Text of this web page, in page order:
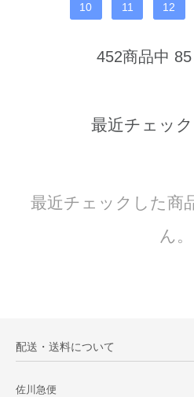
10 11 12
452商品中
最近チェッ
最近チェックした商
ん。
配送・送料について
佐川急便